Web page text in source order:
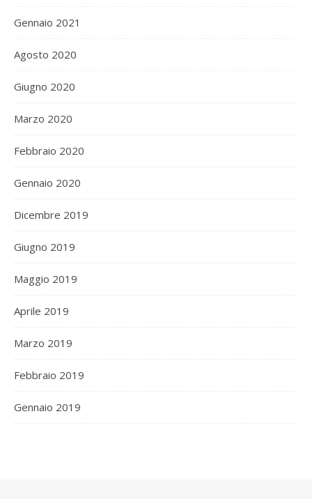
Gennaio 2021
Agosto 2020
Giugno 2020
Marzo 2020
Febbraio 2020
Gennaio 2020
Dicembre 2019
Giugno 2019
Maggio 2019
Aprile 2019
Marzo 2019
Febbraio 2019
Gennaio 2019